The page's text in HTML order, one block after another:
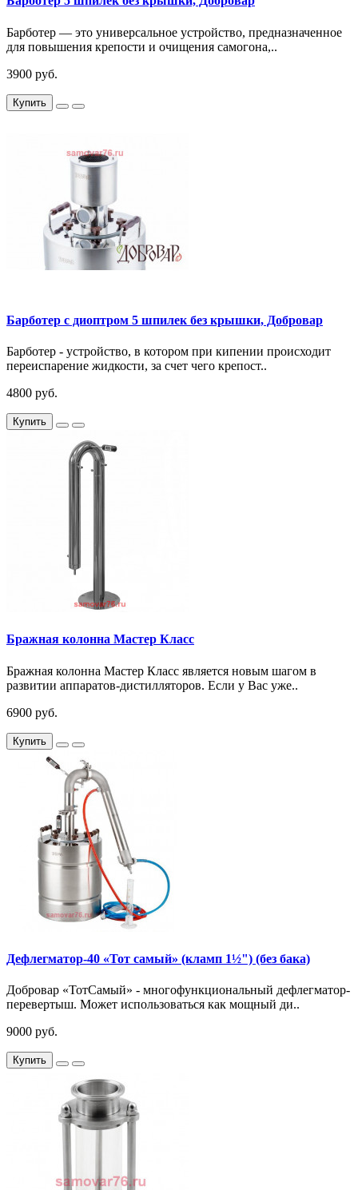
Барботер — это универсальное устройство, предназначенное
для повышения крепости и очищения самогона,..
3900 руб.
Купить
Барботер с диоптром 5 шпилек без крышки, Добровар
Барботер - устройство, в котором при кипении происходит
переиспарение жидкости, за счет чего крепост..
4800 руб.
Купить
Бражная колонна Мастер Класс
Бражная колонна Мастер Класс является новым шагом в
развитии аппаратов-дистилляторов. Если у Вас уже..
6900 руб.
Купить
Дефлегматор-40 «Тот самый» (кламп 1½") (без бака)
Добровар «ТотСамый» - многофункциональный дефлегматор-
перевертыш. Может использоваться как мощный ди..
9000 руб.
Купить